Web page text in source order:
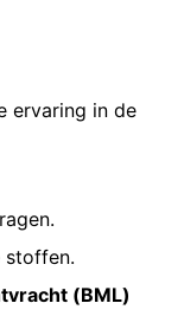
ervaring in de
stoffen.
(BML)